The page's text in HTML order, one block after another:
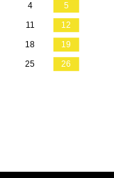
4
5
11
12
18
19
25
26